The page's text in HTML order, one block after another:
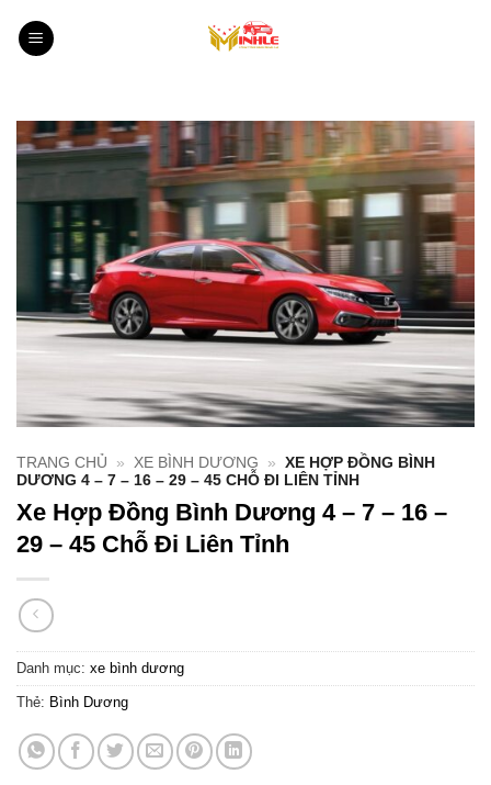
qua
TRANG CHỦ » XE BÌNH DƯƠNG »
XE HỢP ĐỒNG BÌNH
DƯƠNG 4 – 7 – 16 – 29 – 45 CHỖ ĐI LIÊN TỈNH
Xe Hợp Đồng Bình Dương 4 – 7 – 16 –
29 – 45 Chỗ Đi Liên Tỉnh
Danh mục: xe bình dương
Thẻ: Bình Dương